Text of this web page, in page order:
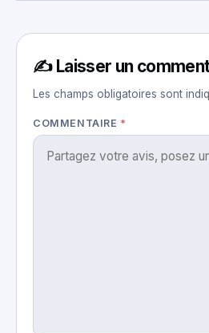
✍️ Laisser un
Les champs obligatoires sont
COMMENTAIRE *